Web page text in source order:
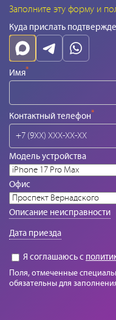
Заполните эту форму и
Куда прислать
Имя*
Контактный телефон*
Модель устройства
Офис
Описание неисправности
Дата приезда
Я соглашаюсь с
Поля, отмеченные
обязательны для